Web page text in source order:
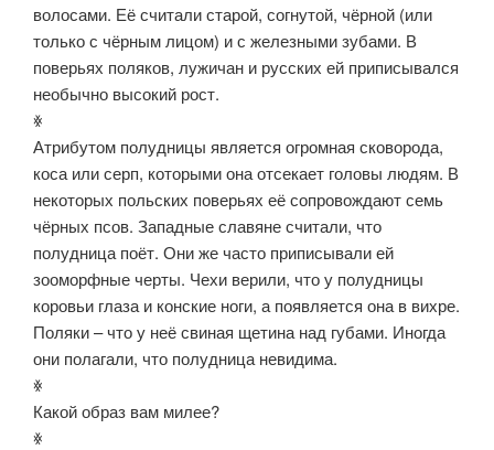
волосами. Её считали старой, согнутой, чёрной (или
только с чёрным лицом) и с железными зубами. В
поверьях поляков, лужичан и русских ей приписывался
необычно высокий рост.
ꏍ
Атрибутом полудницы является огромная сковорода,
коса или серп, которыми она отсекает головы людям. В
некоторых польских поверьях её сопровождают семь
чёрных псов. Западные славяне считали, что
полудница поёт. Они же часто приписывали ей
зооморфные черты. Чехи верили, что у полудницы
коровьи глаза и конские ноги, а появляется она в вихре.
Поляки – что у неё свиная щетина над губами. Иногда
они полагали, что полудница невидима.
ꏍ
Какой образ вам милее?
ꏍ